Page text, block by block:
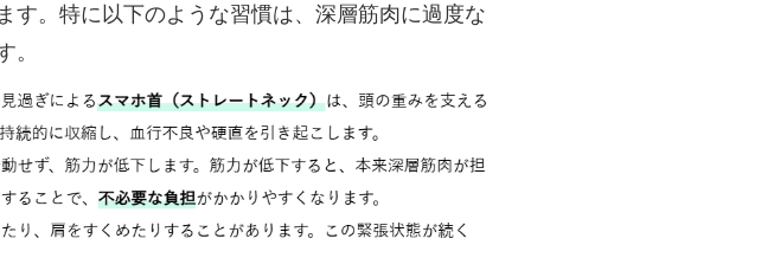
す。特に以下のような習慣は、深層筋肉に過度な
。